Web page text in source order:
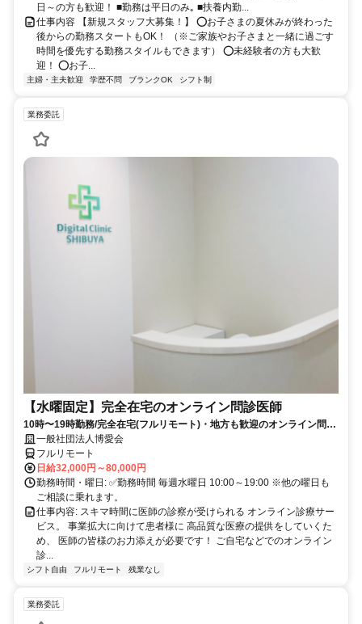
日～の方も歓迎！ ■勤務は平日のみ｡ ■扶養内勤...
仕事内容 【新規スタッフ大募集！】 ⭕お子さまの夏休みが終わった
後からの勤務スタートもOK！ （※ご家族やお子さまと一緒に過ごす
時間を優先する勤務スタイルもできます） ⭕未経験者の方も大歓
迎！ ⭕お子...
主婦・主夫歓迎 学歴不問 ブランクOK シフト制
業務委託
【水曜固定】完全在宅のオンライン問診医師
10時〜19時勤務/完全在宅(フルリモート)・地方も歓迎のオンライン問診
業務一般社団法人博愛会
フルリモート
日給32,000円～80,000円
勤務時間・曜日: ✅勤務時間 毎週水曜日 10:00～19:00 ※他の曜日も
ご相談に乗れます。
仕事内容: スキマ時間に医師の診察が受けられる オンライン診療サー
ビス。 事業拡大に向けて患者様に 高品質な医療の提供をしていくた
め、 医師の皆様のお力添えが必要です！ ご自宅などでのオンライン
診...
シフト自由 フルリモート 残業なし
業務委託